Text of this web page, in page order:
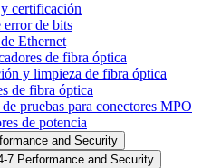
certificación
error de bits
Ethernet
de fibra óptica
y limpieza de fibra óptica
de fibra óptica
pruebas para conectores MPO
de potencia
and Security
7 Performance and Security